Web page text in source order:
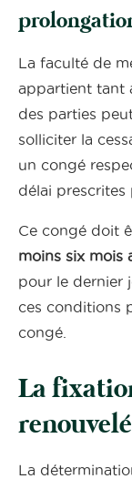
La faculté de
appartient tant
des parties
solliciter la
un congé
délai prescrites
Ce congé doit
moins six mois
pour le dernier
ces conditions
congé.
La
renouvelé
La